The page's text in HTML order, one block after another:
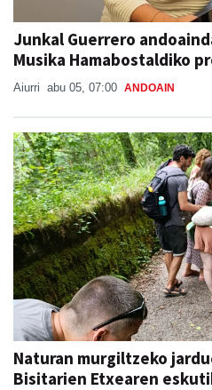
Junkal Guerrero
Musika Hamabostaldiko
Aiurri abu 05, 07:00 ANDOAIN
Naturan murgiltzeko
Bisitarien Etxearen